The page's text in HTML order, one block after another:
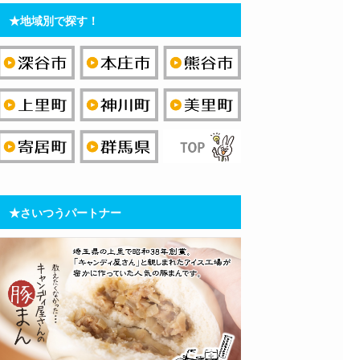
★地域別で探す！
★さいつうパートナー